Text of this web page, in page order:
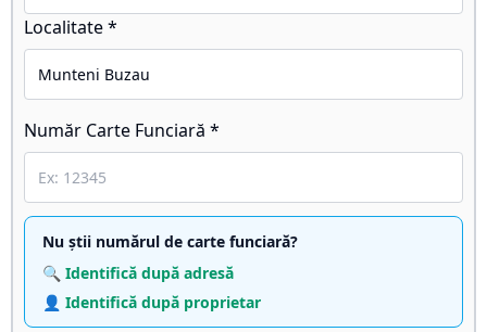
Localitate *
Număr Carte Funciară *
Nu știi numărul de carte funciară?
🔍 Identifică după adresă
👤 Identifică după proprietar